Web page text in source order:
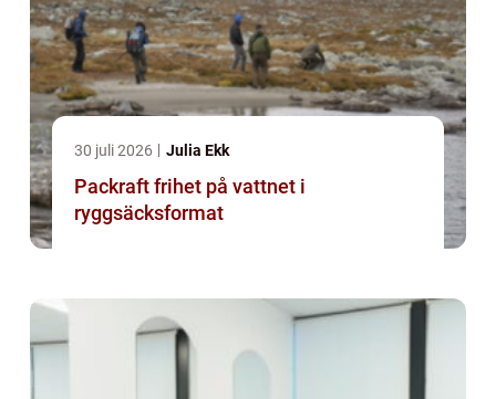
30 juli 2026 Julia Ekk
Packraft frihet på vattnet i
ryggsäcksformat